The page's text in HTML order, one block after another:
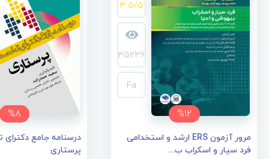
%12
4.5/5
35236
Fa
مرور آزمون ERS ارشد و استخدامی
فرد سیار و اسکراب ب...
%8
درسنامه جامع
پرستاری